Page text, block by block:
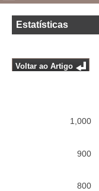
Estatísticas
Voltar ao Artigo
800
900
1,000